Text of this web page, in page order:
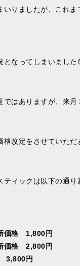
ポスター
お守り・チャーム
いりましたが、これま
となってしまいました
ではありますが、来月
改定をさせていただ
ティックは以下の通り
価格 1,800円
価格 2,800円
3,800円